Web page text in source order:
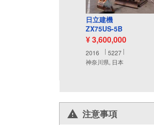
日立建機
ZX75US-5B
¥ 3,600,000
2016
5227
神奈川県, 日本
注意事項